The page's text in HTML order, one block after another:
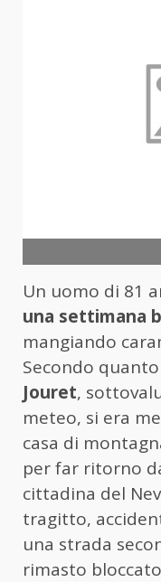
Un uomo di 81
una settimana
mangiando
Secondo
Jouret,
meteo, si era
casa di
per far ritorno
cittadina del
tragitto,
una strada
rimasto